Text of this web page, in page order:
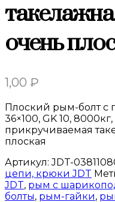
очень
1,00 ₽
Плоский рым-болт с
36×100, GK 10,
прикручиваемая
плоская
Артикул:JDT-
цепи, крюки JDT
JDT, рым с
болты, рым-гайки,